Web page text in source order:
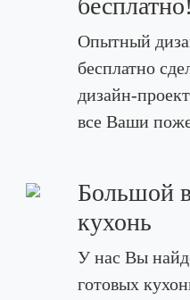
бесплатно!
Опытный
бесплатно
дизайн-
все Ваши
Большой
кухонь
У нас Вы
готовых